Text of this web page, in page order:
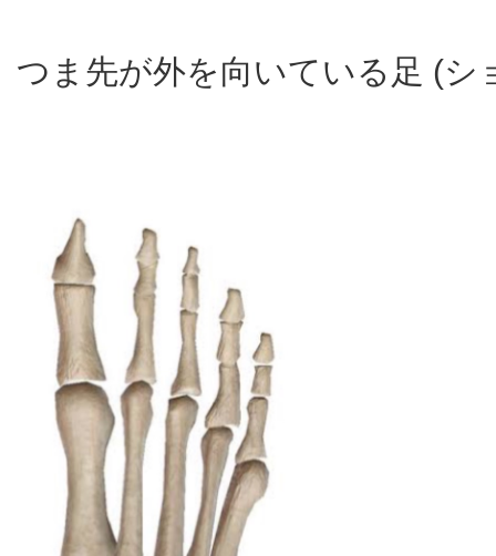
つま先が外を向いている足 (シ